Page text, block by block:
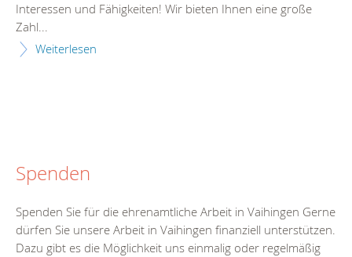
Interessen und Fähigkeiten! Wir bieten Ihnen eine große
Zahl...
Weiterlesen
Spenden
Spenden Sie für die ehrenamtliche Arbeit in Vaihingen Gerne
dürfen Sie unsere Arbeit in Vaihingen finanziell unterstützen.
Dazu gibt es die Möglichkeit uns einmalig oder regelmäßig